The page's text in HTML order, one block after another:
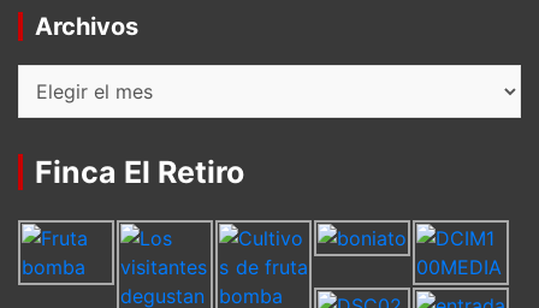
Archivos
Archivos
Finca El Retiro